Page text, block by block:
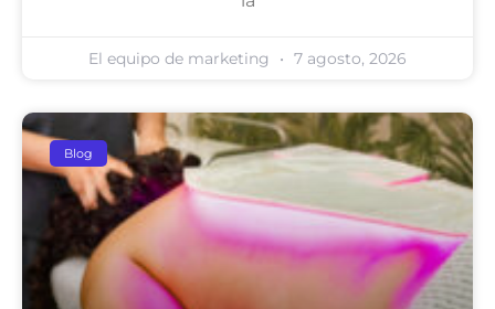
El equipo de marketing 7 agosto, 2026
Blog